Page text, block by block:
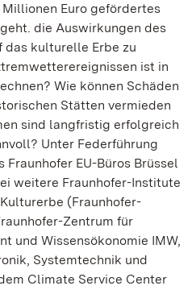
Millionen Euro gefördertes
die Auswirkungen des
kulturelle Erbe zu
ist in
Wie können Schäden
Stätten vermieden
sind langfristig erfolgreich
Unter Federführung
Fraunhofer EU-Büros Brüssel
weitere Fraunhofer-Institute
(Fraunhofer-
Zentrum für
und Wissensökonomie IMW,
Systemtechnik und
Climate Service Center